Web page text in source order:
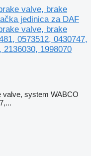
valve, brake
jedinica za DAF
valve, brake
0573512, 0430747,
2136030, 1998070
valve, system WABCO